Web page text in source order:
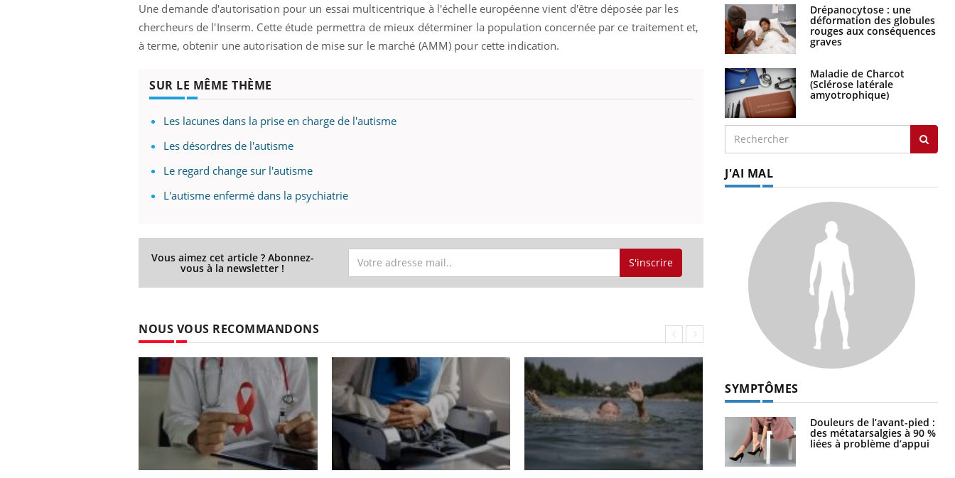
Une demande d'autorisation pour un essai multicentrique à l'échelle européenne vient d'être déposée par les
chercheurs de l'Inserm. Cette étude permettra de mieux déterminer la population concernée par ce traitement et,
à terme, obtenir une autorisation de mise sur le marché (AMM) pour cette indication.
SUR LE MÊME THÈME
Les lacunes dans la prise en charge de l'autisme
Les désordres de l'autisme
Le regard change sur l'autisme
L'autisme enfermé dans la psychiatrie
Vous aimez cet article ? Abonnez-
vous à la newsletter ! S'inscrire
NOUS VOUS RECOMMANDONS
Drépanocytose : une
déformation des globules
rouges aux conséquences
graves
Maladie de Charcot
(Sclérose latérale
amyotrophique)
J'AI MAL
SYMPTÔMES
Douleurs de l’avant-pied :
des métatarsalgies à 90 %
liées à problème d’appui